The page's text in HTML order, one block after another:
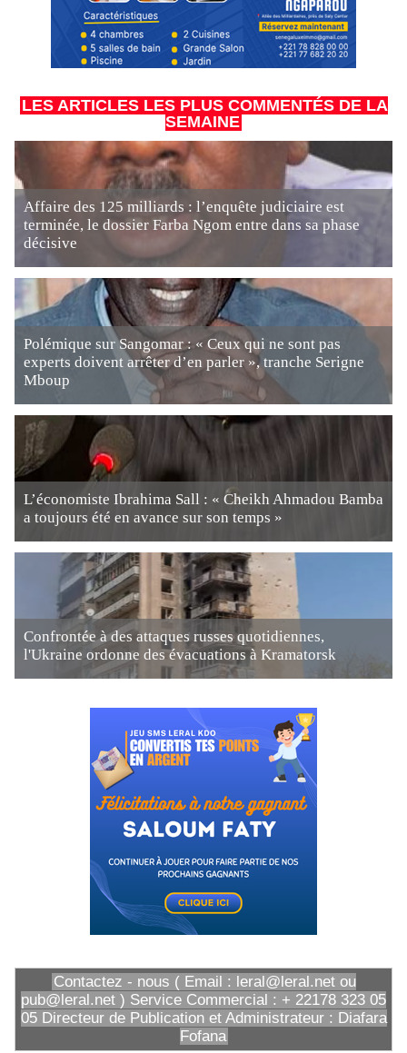
LES ARTICLES LES PLUS COMMENTÉS DE LA
SEMAINE
Affaire des 125 milliards : l’enquête judiciaire est
terminée, le dossier Farba Ngom entre dans sa phase
décisive
Polémique sur Sangomar : « Ceux qui ne sont pas
experts doivent arrêter d’en parler », tranche Serigne
Mboup
L’économiste Ibrahima Sall : « Cheikh Ahmadou Bamba
a toujours été en avance sur son temps »
Confrontée à des attaques russes quotidiennes,
l'Ukraine ordonne des évacuations à Kramatorsk
Contactez - nous ( Email : leral@leral.net ou
pub@leral.net ) Service Commercial : + 22178 323 05
05 Directeur de Publication et Administrateur : Diafara
Fofana